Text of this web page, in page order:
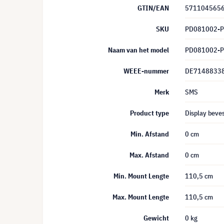
GTIN/EAN
SKU PD081002-
Naam van het model PD081002-
WEEE-nummer
Merk SMS
Product type Display
Min. Afstand 0 cm
Max. Afstand 0 cm
Min. Mount Lengte 110,5 cm
Max. Mount Lengte 110,5 cm
Gewicht 0 kg